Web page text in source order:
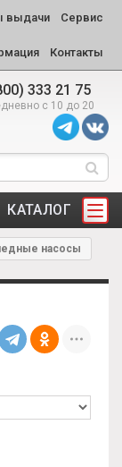
выдачи Сервис
Контакты
333 21 75
с 10 до 20
КАТАЛОГ
насосы